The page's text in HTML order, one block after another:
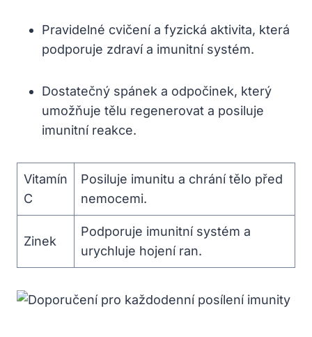
Pravidelné cvičení a fyzická aktivita, která
podporuje zdraví a imunitní systém.
Dostatečný spánek a odpočinek, který
umožňuje tělu regenerovat a posiluje
imunitní reakce.
Vitamín
C
Posiluje imunitu a chrání tělo před
nemocemi.
Zinek
Podporuje imunitní systém a
urychluje hojení ran.